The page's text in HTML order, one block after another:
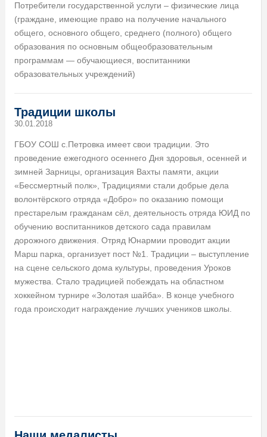
Потребители государственной услуги – физические лица
(граждане, имеющие право на получение начального
общего, основного общего, среднего (полного) общего
образования по основным общеобразовательным
программам — обучающиеся, воспитанники
образовательных учреждений)
Традиции школы
30.01.2018
ГБОУ СОШ с.Петровка имеет свои традиции. Это
проведение ежегодного осеннего Дня здоровья, осенней и
зимней Зарницы, организация Вахты памяти, акции
«Бессмертный полк», Традициями стали добрые дела
волонтёрского отряда «Добро» по оказанию помощи
престарелым гражданам сёл, деятельность отряда ЮИД по
обучению воспитанников детского сада правилам
дорожного движения. Отряд Юнармии проводит акции
Марш парка, организует пост №1. Традиции – выступление
на сцене сельского дома культуры, проведения Уроков
мужества. Стало традицией побеждать на областном
хоккейном турнире «Золотая шайба». В конце учебного
года происходит награждение лучших учеников школы.